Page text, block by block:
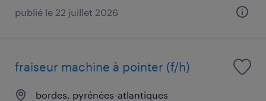
publié le 22 juillet 2026
fraiseur machine à pointer (f/h)
bordes, pyrénées-atlantiques